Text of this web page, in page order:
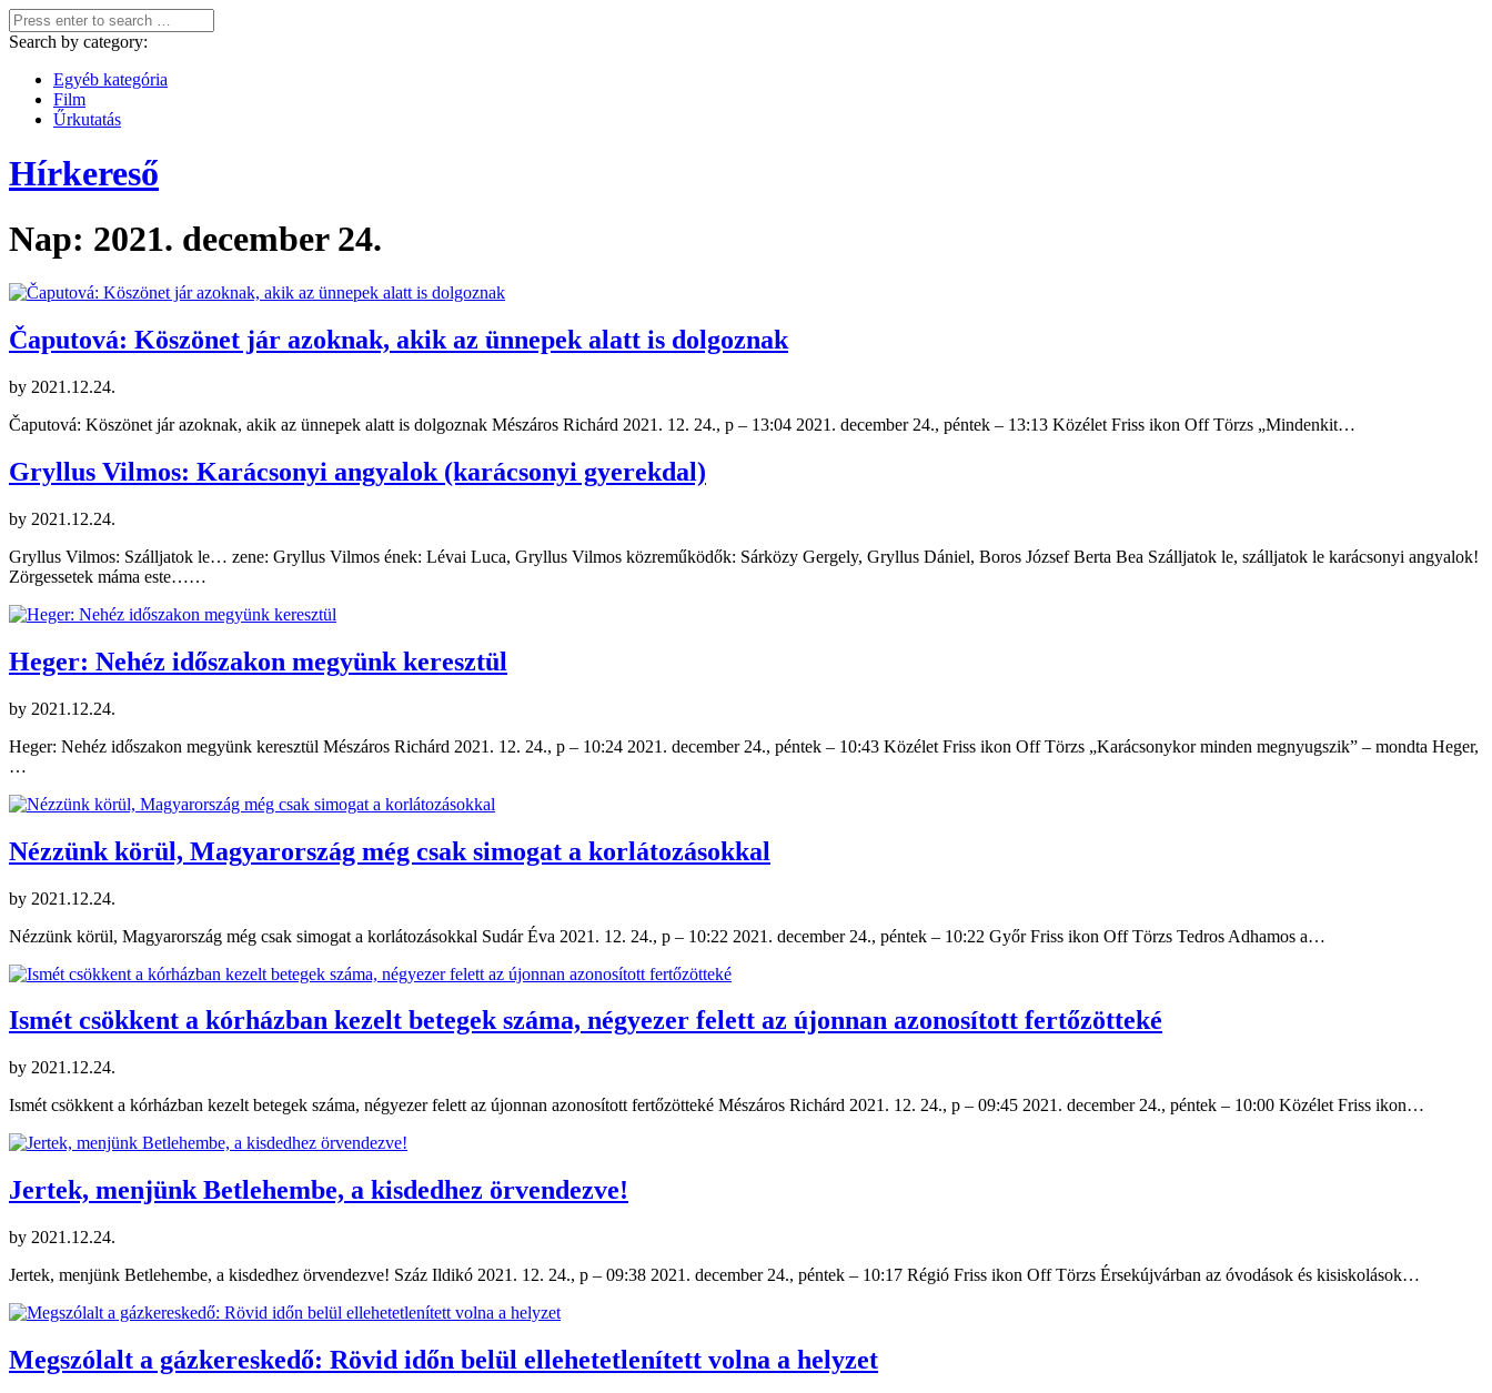
Search by category:
Egyéb kategória
Film
Űrkutatás
Hírkereső
Nap: 2021. december 24.
Čaputová: Köszönet jár azoknak, akik az ünnepek alatt is dolgoznak
by 2021.12.24.
Čaputová: Köszönet jár azoknak, akik az ünnepek alatt is dolgoznak Mészáros Richárd 2021. 12. 24., p – 13:04 2021. december 24., péntek – 13:13 Közélet Friss ikon Off Törzs „Mindenkit…
Gryllus Vilmos: Karácsonyi angyalok (karácsonyi gyerekdal)
by 2021.12.24.
Gryllus Vilmos: Szálljatok le… zene: Gryllus Vilmos ének: Lévai Luca, Gryllus Vilmos közreműködők: Sárközy Gergely, Gryllus Dániel, Boros József Berta Bea Szálljatok le, szálljatok le karácsonyi angyalok!
Zörgessetek máma este……
Heger: Nehéz időszakon megyünk keresztül
by 2021.12.24.
Heger: Nehéz időszakon megyünk keresztül Mészáros Richárd 2021. 12. 24., p – 10:24 2021. december 24., péntek – 10:43 Közélet Friss ikon Off Törzs „Karácsonykor minden megnyugszik” – mondta Heger,
…
Nézzünk körül, Magyarország még csak simogat a korlátozásokkal
by 2021.12.24.
Nézzünk körül, Magyarország még csak simogat a korlátozásokkal Sudár Éva 2021. 12. 24., p – 10:22 2021. december 24., péntek – 10:22 Győr Friss ikon Off Törzs Tedros Adhamos a…
Ismét csökkent a kórházban kezelt betegek száma, négyezer felett az újonnan azonosított fertőzötteké
by 2021.12.24.
Ismét csökkent a kórházban kezelt betegek száma, négyezer felett az újonnan azonosított fertőzötteké Mészáros Richárd 2021. 12. 24., p – 09:45 2021. december 24., péntek – 10:00 Közélet Friss ikon…
Jertek, menjünk Betlehembe, a kisdedhez örvendezve!
by 2021.12.24.
Jertek, menjünk Betlehembe, a kisdedhez örvendezve! Száz Ildikó 2021. 12. 24., p – 09:38 2021. december 24., péntek – 10:17 Régió Friss ikon Off Törzs Érsekújvárban az óvodások és kisiskolások…
Megszólalt a gázkereskedő: Rövid időn belül ellehetetlenített volna a helyzet